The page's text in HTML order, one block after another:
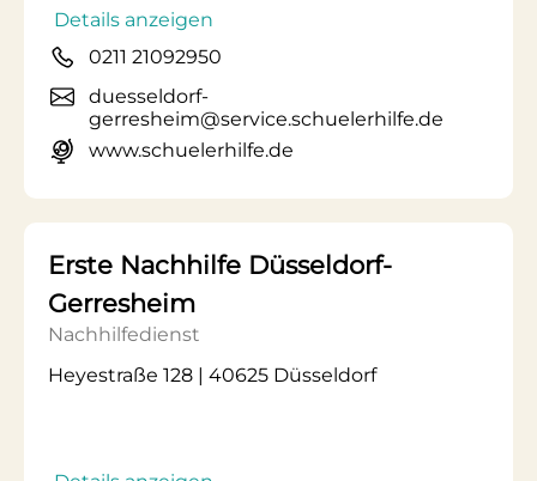
Details anzeigen
0211 21092950
duesseldorf-
gerresheim@service.schuelerhilfe.de
www.schuelerhilfe.de
Erste Nachhilfe Düsseldorf-
Gerresheim
Nachhilfedienst
Heyestraße 128 | 40625 Düsseldorf